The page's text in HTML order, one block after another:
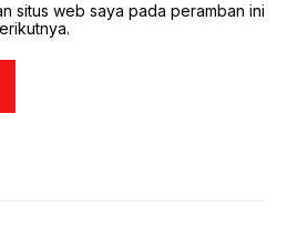
situs web saya pada peramban ini